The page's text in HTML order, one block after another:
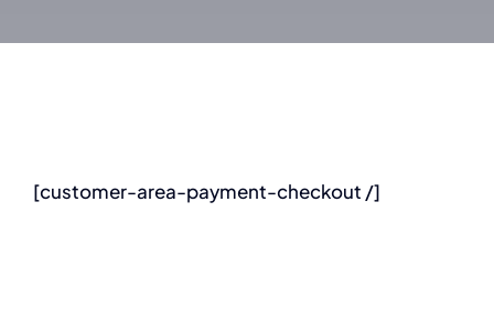
[customer-area-payment-checkout /]